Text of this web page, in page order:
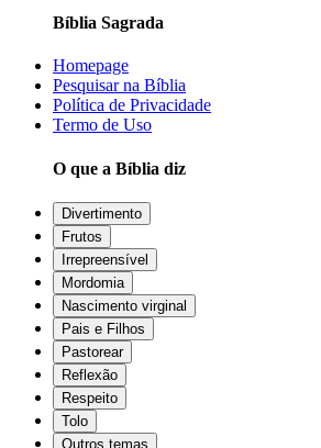
Bíblia Sagrada
Homepage
Pesquisar na Bíblia
Política de Privacidade
Termo de Uso
O que a Bíblia diz
Divertimento
Frutos
Irrepreensível
Mordomia
Nascimento virginal
Pais e Filhos
Pastorear
Reflexão
Respeito
Tolo
Outros temas